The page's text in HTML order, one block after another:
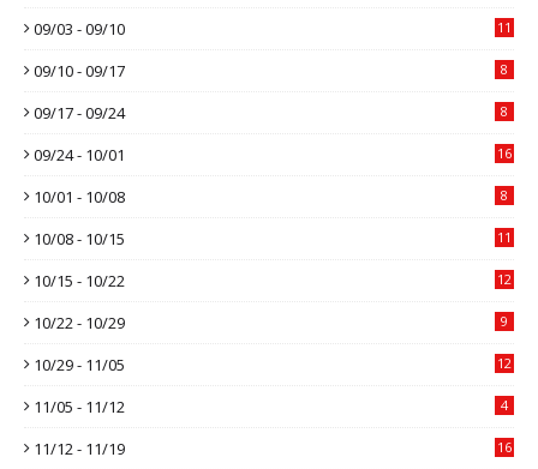
09/03 - 09/10 11
09/10 - 09/17 8
09/17 - 09/24 8
09/24 - 10/01 16
10/01 - 10/08 8
10/08 - 10/15 11
10/15 - 10/22 12
10/22 - 10/29 9
10/29 - 11/05 12
11/05 - 11/12 4
11/12 - 11/19 16